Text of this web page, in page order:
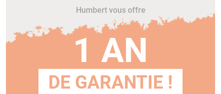
Humbert vous offre
1 AN
DE GARANTIE !